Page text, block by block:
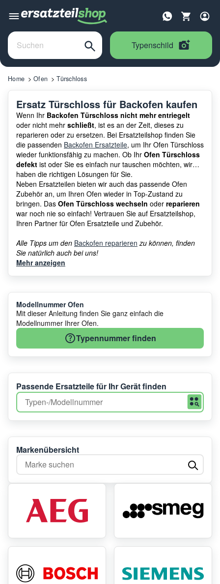
Typenschild
Home Ofen Türschloss
Ersatz Türschloss für Backofen kaufen
Wenn Ihr Backofen Türschloss nicht mehr entriegelt
oder nicht mehr schließt, ist es an der Zeit, dieses zu
reparieren oder zu ersetzen. Bei Ersatzteilshop finden Sie
die passenden Backofen Ersatzteile, um Ihr Ofen Türschloss
wieder funktionsfähig zu machen. Ob Ihr Ofen Türschloss
defekt ist oder Sie es einfach nur tauschen möchten, wir
haben die richtigen Lösungen für Sie.
Neben Ersatzteilen bieten wir auch das passende Ofen
Zubehör an, um Ihren Ofen wieder in Top-Zustand zu
bringen. Das Ofen Türschloss wechseln oder reparieren
war noch nie so einfach! Vertrauen Sie auf Ersatzteilshop,
Ihren Partner für Ofen Ersatzteile und Zubehör.
Alle Tipps um den Backofen reparieren zu können, finden
Sie natürlich auch bei uns!
Mehr anzeigen
Modellnummer Ofen
Mit dieser Anleitung finden Sie ganz einfach die
Modellnummer Ihrer Ofen.
Typennummer finden
Passende Ersatzteile für Ihr Gerät finden
Markenübersicht
Marke suchen